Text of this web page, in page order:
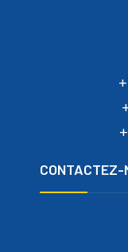
CONTACTEZ-